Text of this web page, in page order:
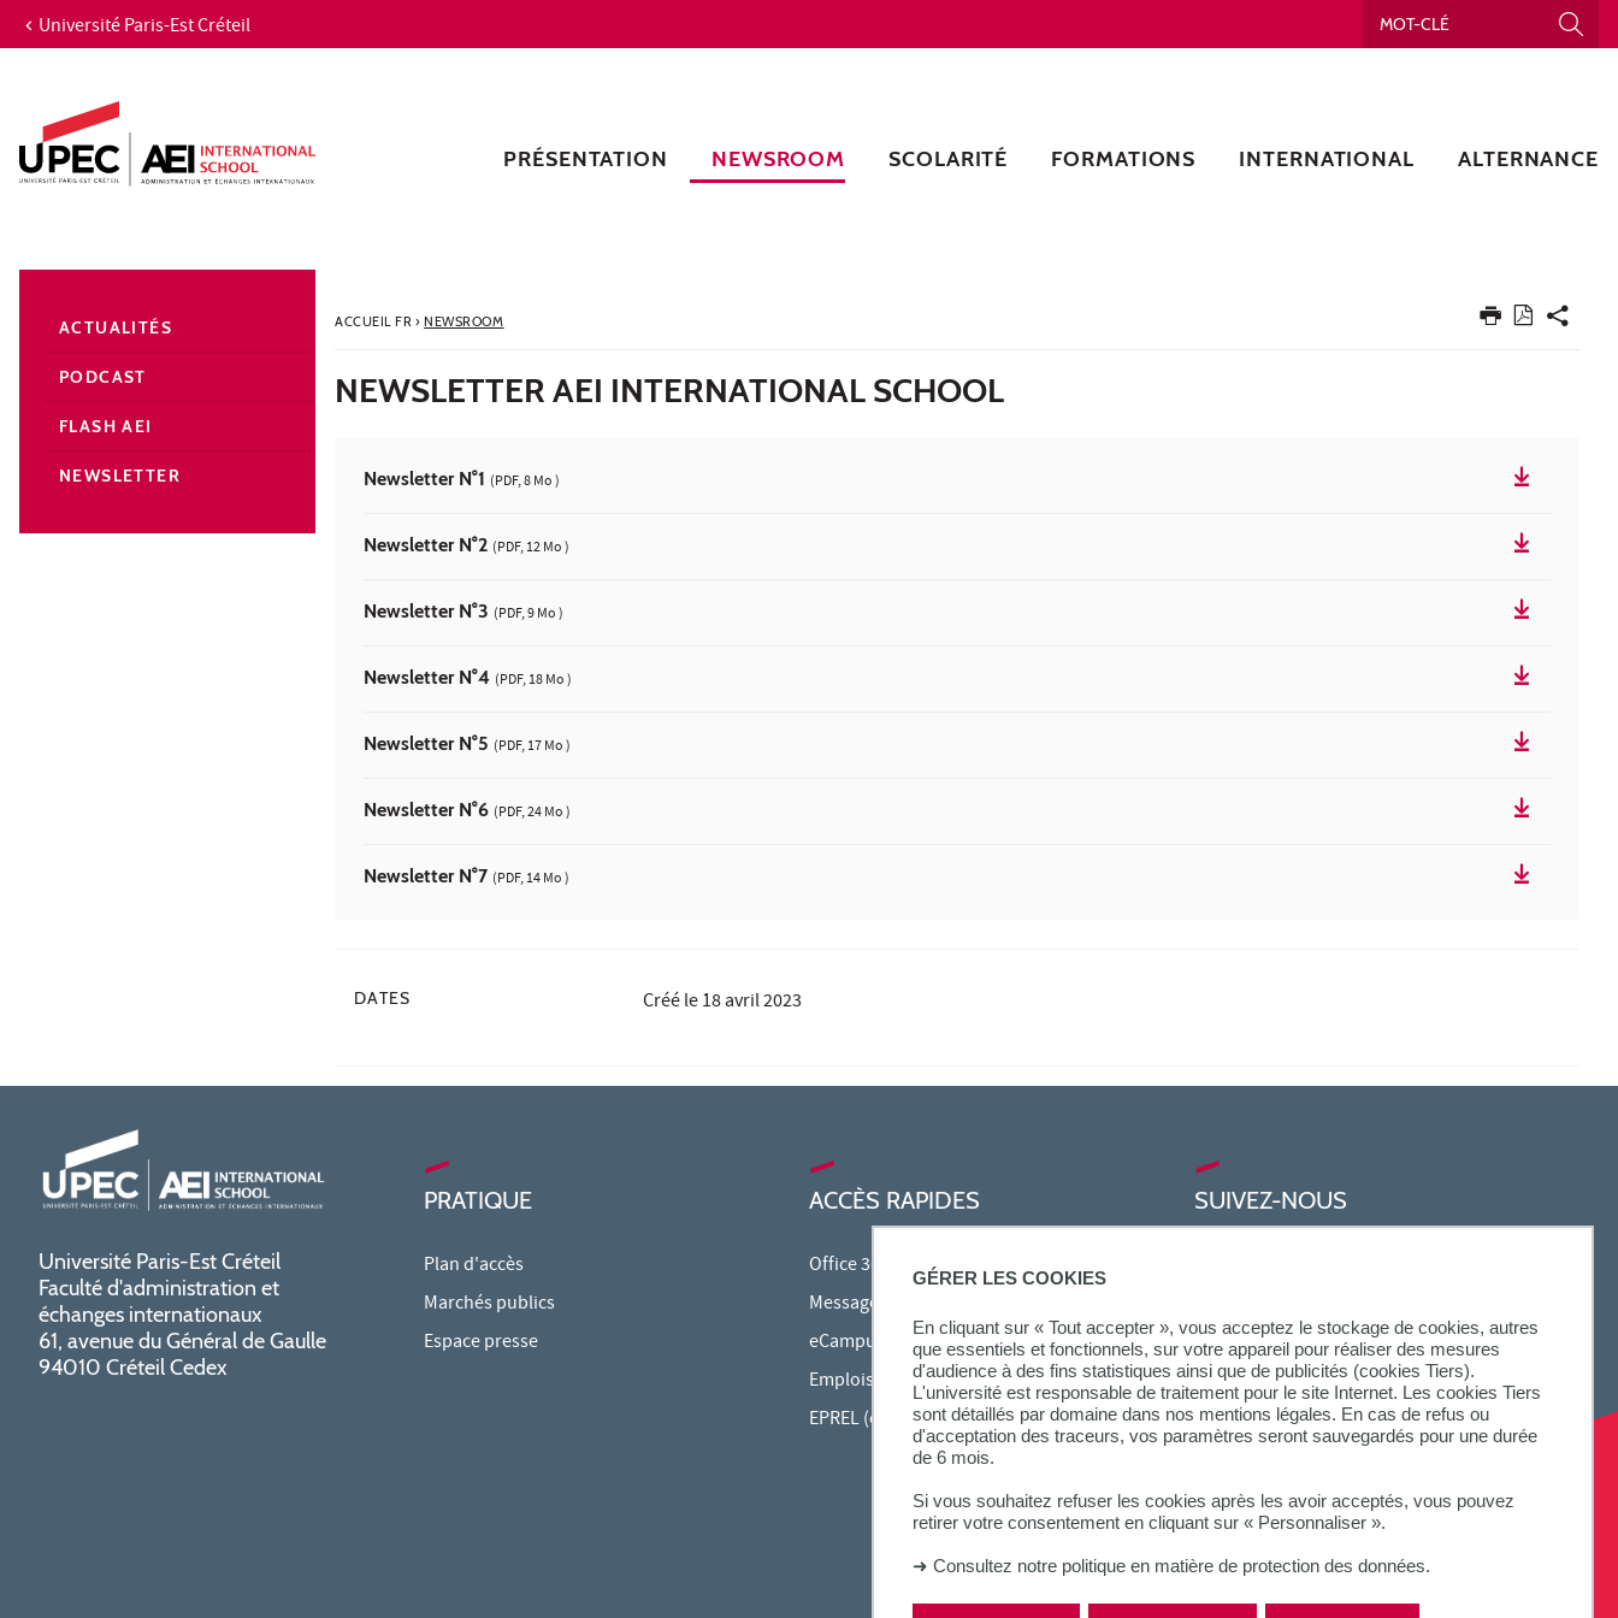
GÉRER LES COOKIES
En cliquant sur « Tout accepter », vous acceptez le stockage de cookies, autres
que essentiels et fonctionnels, sur votre appareil pour réaliser des mesures
d'audience à des fins statistiques ainsi que de publicités (cookies Tiers).
L'université est responsable de traitement pour le site Internet. Les cookies Tiers
sont détaillés par domaine dans nos mentions légales. En cas de refus ou
d'acceptation des traceurs, vos paramètres seront sauvegardés pour une durée
de 6 mois.
Si vous souhaitez refuser les cookies après les avoir acceptés, vous pouvez
retirer votre consentement en cliquant sur « Personnaliser ».
➜ Consultez notre politique en matière de protection des données.
Aller au contenu
Recherche
Navigation secondaire
Université Paris-Est Créteil
PRÉSENTATION NEWSROOM SCOLARITÉ FORMATIONS INTERNATIONAL ALTERNANCE
ACCUEIL FR› NEWSROOM
NEWSLETTER AEI INTERNATIONAL SCHOOL
Newsletter N°1 (PDF, 8 Mo )
Newsletter N°2 (PDF, 12 Mo )
Newsletter N°3 (PDF, 9 Mo )
Newsletter N°4 (PDF, 18 Mo )
Newsletter N°5 (PDF, 17 Mo )
Newsletter N°6 (PDF, 24 Mo )
Newsletter N°7 (PDF, 14 Mo )
DATES Créé le18 avril 2023
ACTUALITÉS
PODCAST
FLASH AEI
NEWSLETTER
Université Paris-Est Créteil
Faculté d'administration et
échanges internationaux
61, avenue du Général de Gaulle
94010 Créteil Cedex
PRATIQUE
Plan d'accès
Marchés publics
Espace presse
ACCÈS RAPIDES
Office 365
Messagerie étudiante
eCampus
Emplois du temps en ligne (ADE)
EPREL (cours en ligne)
SUIVEZ-NOUS